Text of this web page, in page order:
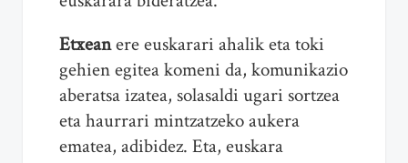
Etxeanere euskarari ahalik eta toki
gehien egitea komeni da, komunikazio
aberatsa izatea, solasaldi ugari sortzea
eta haurrari mintzatzeko aukera
ematea, adibidez. Eta, euskara